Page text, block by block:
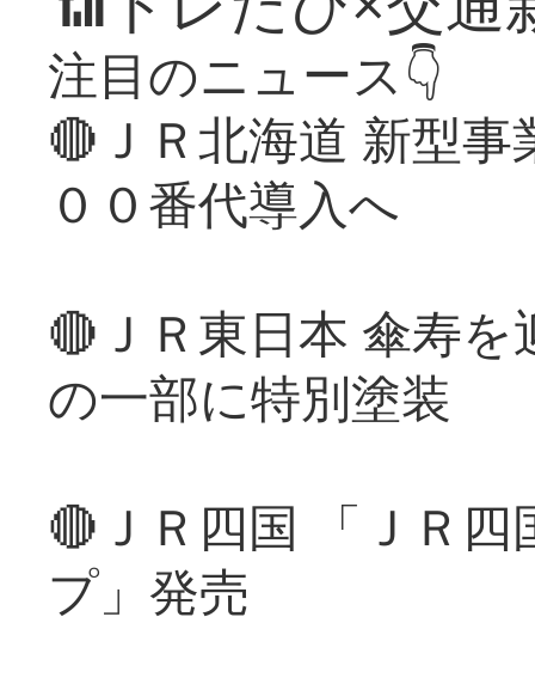
注目のニュース👇
🔴ＪＲ北海道 新型
００番代導入へ
🔴ＪＲ東日本 傘寿
の一部に特別塗装
🔴ＪＲ四国 「ＪＲ
プ」発売